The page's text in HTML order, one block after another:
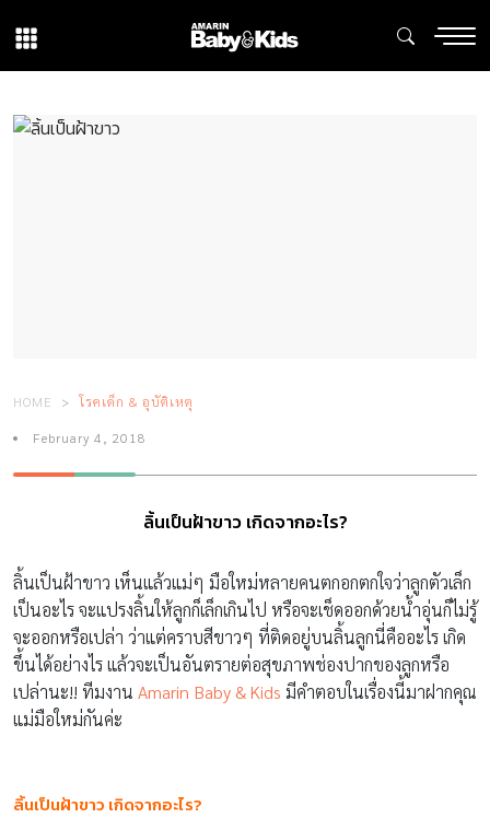
HOME โรคเด็ก & อุบัติเหตุ
February 4, 2018
ลิ้นเป็นฝ้าขาว เกิดจากอะไร?
ลิ้นเป็นฝ้าขาว เห็นแล้วแม่ๆ มือใหม่หลายคนตกอกตกใจว่าลูกตัวเล็ก
เป็นอะไร จะแปรงลิ้นให้ลูกก็เล็กเกินไป หรือจะเช็ดออกด้วยน้ำอุ่นก็ไม่รู้
จะออกหรือเปล่า ว่าแต่คราบสีขาวๆ ที่ติดอยู่บนลิ้นลูกนี่คืออะไร เกิด
ขึ้นได้อย่างไร แล้วจะเป็นอันตรายต่อสุขภาพช่องปากของลูกหรือ
เปล่านะ!! ทีมงาน Amarin Baby & Kids มีคำตอบในเรื่องนี้มาฝากคุณ
แม่มือใหม่กันค่ะ
ลิ้นเป็นฝ้าขาว เกิดจากอะไร?